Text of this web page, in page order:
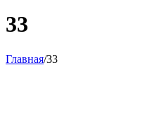
33
Главная/33